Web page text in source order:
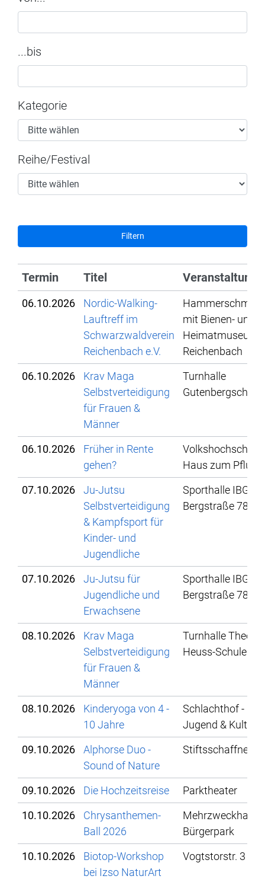
...bis
Kategorie
Reihe/Festival
Filtern
Termin Titel
06.10.2026
Nordic-Walking-
Lauftreff im
Schwarzwaldverein
Reichenbach e.V.
mit Bienen- und
Heimatmuseum
Reichenbach
06.10.2026
Krav Maga
Selbstverteidigung
für Frauen &
Männer
Turnhalle
Gutenbergschule
06.10.2026
Früher in Rente
gehen?
Volkshochschule,
Haus zum Pflug
07.10.2026
Ju-Jutsu
Selbstverteidigung
& Kampfsport für
Kinder- und
Jugendliche
Sporthalle IBG,
Bergstraße 78
07.10.2026
Ju-Jutsu für
Jugendliche und
Erwachsene
Sporthalle IBG,
Bergstraße 78
08.10.2026
Krav Maga
Selbstverteidigung
für Frauen &
Männer
Turnhalle
Heuss-Schule
08.10.2026
Kinderyoga von 4 -
10 Jahre
Schlachthof -
Jugend & Kultur
09.10.2026
Alphorse Duo -
Sound of Nature
09.10.2026 Die Hochzeitsreise
Parktheater
10.10.2026
Chrysanthemen-
Ball 2026
Mehrzweckhalle
Bürgerpark
10.10.2026
Biotop-Workshop
bei Izso NaturArt
Vogtstorstr. 3